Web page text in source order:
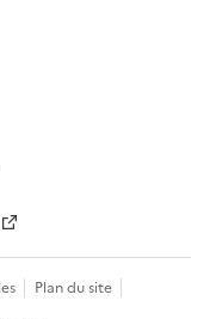
Plan du site